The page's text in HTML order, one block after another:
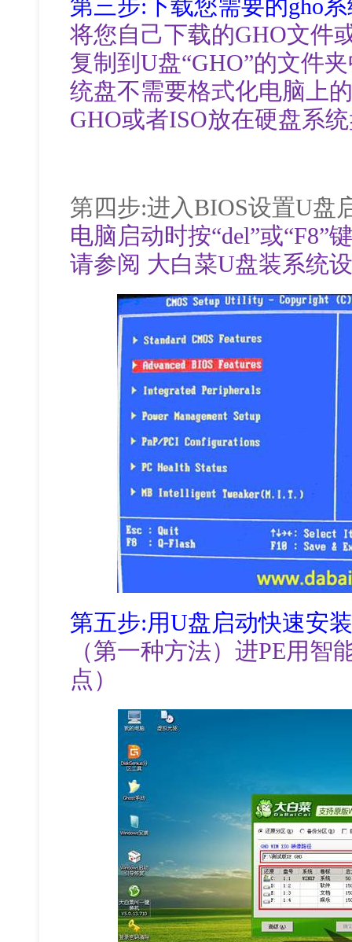
第三步:下载您需要的gho
将您自己下载的GHO文件
复制到U盘“GHO”的文件
统盘不需要格式化电脑上
GHO或者ISO放在硬盘系
第四步:进入BIOS设置U盘
电脑启动时按“del”或“F8”
请参阅 大白菜U盘装系统
第五步:用U盘启动快速安
（第一种方法）进PE用智
点）